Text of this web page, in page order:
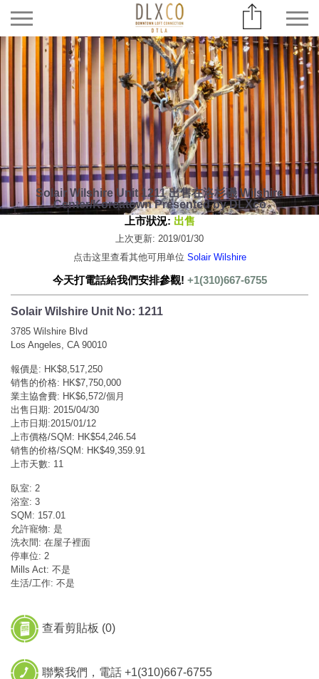
Solair Wilshire Unit 1211 出售在洛杉磯 Wilshire
Center/Koreatown Presented by DLXco
上市狀況: 出售
上次更新: 2019/01/30
点击这里查看其他可用单位 Solair Wilshire
今天打電話給我們安排參觀! +1(310)667-6755
Solair Wilshire Unit No: 1211
3785 Wilshire Blvd
Los Angeles, CA 90010
報價是: HK$8,517,250
销售的价格: HK$7,750,000
業主協會費: HK$6,572/個月
出售日期: 2015/04/30
上市日期:2015/01/12
上市價格/SQM: HK$54,246.54
销售的价格/SQM: HK$49,359.91
上市天數: 11
臥室: 2
浴室: 3
SQM: 157.01
允許寵物: 是
洗衣間: 在屋子裡面
停車位: 2
Mills Act: 不是
生活/工作: 不是
查看剪貼板 (0)
聯繫我們，電話 +1(310)667-6755